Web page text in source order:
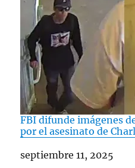
FBI difunde imágenes
por el asesinato de
Fecha
septiembre 11, 2025